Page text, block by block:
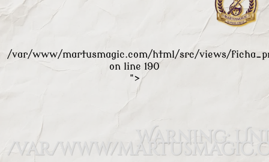
/var/www/martusmagic.com/html/src/views/
on line 190
">
Warning:
/var/www/